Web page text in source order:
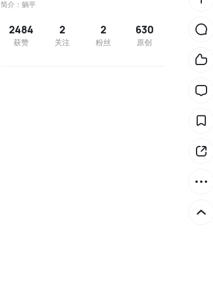
简介：躺平
2484
获赞
2
关注
2
粉丝
630
原创